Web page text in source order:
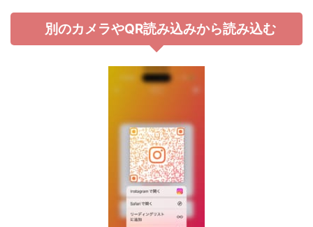
別のカメラやQR読み込みから読み込む